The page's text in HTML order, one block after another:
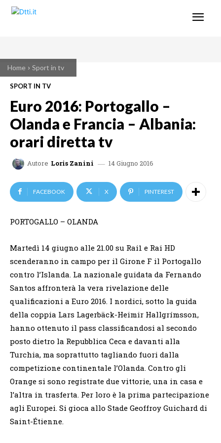
Home Sport in tv
SPORT IN TV
Euro 2016: Portogallo –
Olanda e Francia – Albania:
orari diretta tv
Autore Loris Zanini 14 Giugno 2016
FACEBOOK X PINTEREST
PORTOGALLO – OLANDA
Martedì 14 giugno alle 21.00 su Rai1 e Rai HD
scenderanno in campo per il Girone F il Portogallo
contro l’Islanda. La nazionale guidata da Fernando
Santos affronterà la vera rivelazione delle
qualificazioni a Euro 2016. I nordici, sotto la guida
della coppia Lars Lagerbäck-Heimir Hallgrímsson,
hanno ottenuto il pass classificandosi al secondo
posto dietro la Repubblica Ceca e davanti alla
Turchia, ma soprattutto tagliando fuori dalla
competizione continentale l’Olanda. Contro gli
Orange si sono registrate due vittorie, una in casa e
l’altra in trasferta. Per loro è la prima partecipazione
agli Europei. Si gioca allo Stade Geoffroy Guichard di
Saint-Étienne.